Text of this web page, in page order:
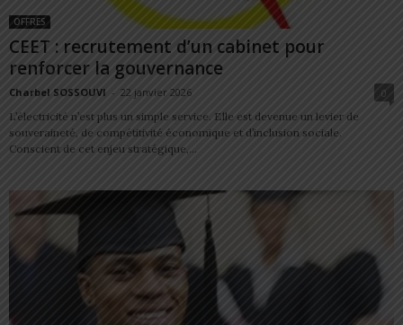
OFFRES
CEET : recrutement d’un cabinet pour
renforcer la gouvernance
Charbel SOSSOUVI - 22 janvier 2026
0
L’électricité n’est plus un simple service. Elle est devenue un levier de
souveraineté, de compétitivité économique et d’inclusion sociale.
Conscient de cet enjeu stratégique,...